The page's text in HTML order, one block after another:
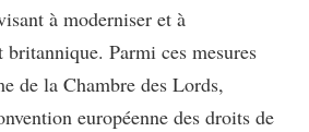
à moderniser et à
britannique. Parmi ces mesures
de la Chambre des Lords,
européenne des droits de